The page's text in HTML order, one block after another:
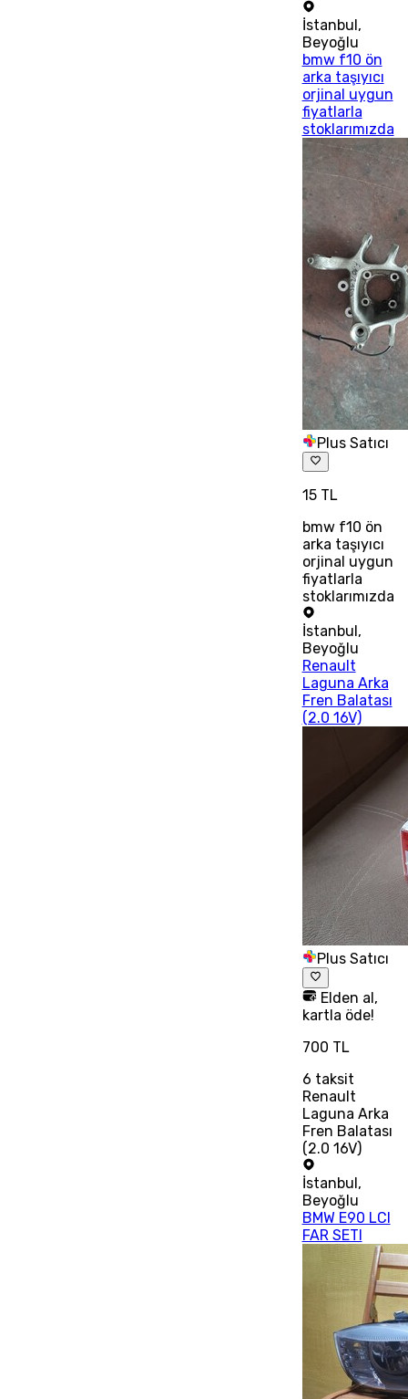
İstanbul,
Beyoğlu
bmw f10 ön
arka taşıyıcı
orjinal uygun
fiyatlarla
stoklarımızda
Plus Satıcı
15 TL
bmw f10 ön
arka taşıyıcı
orjinal uygun
fiyatlarla
stoklarımızda
İstanbul ,
Beyoğlu
Renault
Laguna Arka
Fren Balatası
(2.0 16V)
Plus Satıcı
Elden al,
kartla öde!
700 TL
6 taksit
Renault
Laguna Arka
Fren Balatası
(2.0 16V)
İstanbul,
Beyoğlu
BMW E90 LCI
FAR SETI